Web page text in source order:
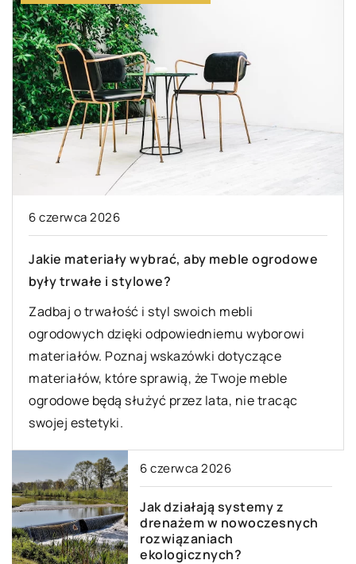
6 czerwca 2026
Jakie materiały wybrać, aby meble ogrodowe
były trwałe i stylowe?
Zadbaj o trwałość i styl swoich mebli
ogrodowych dzięki odpowiedniemu wyborowi
materiałów. Poznaj wskazówki dotyczące
materiałów, które sprawią, że Twoje meble
ogrodowe będą służyć przez lata, nie tracąc
swojej estetyki.
6 czerwca 2026
Jak działają systemy z
drenażem w nowoczesnych
rozwiązaniach
ekologicznych?